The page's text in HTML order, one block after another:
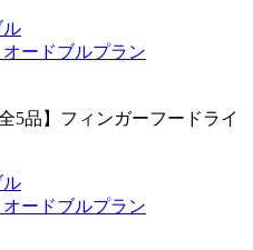
ル
ードブルプラン
品】フィンガーフードライ
ル
ードブルプラン